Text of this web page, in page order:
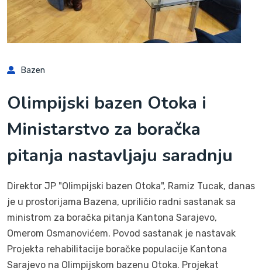
Bazen
Olimpijski bazen Otoka i
Ministarstvo za boračka
pitanja nastavljaju saradnju
Direktor JP "Olimpijski bazen Otoka", Ramiz Tucak, danas
je u prostorijama Bazena, upriličio radni sastanak sa
ministrom za boračka pitanja Kantona Sarajevo,
Omerom Osmanovićem. Povod sastanak je nastavak
Projekta rehabilitacije boračke populacije Kantona
Sarajevo na Olimpijskom bazenu Otoka. Projekat